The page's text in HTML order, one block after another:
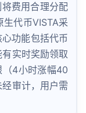
费用合理分配
代币VISTA采
功能包括代币
实时奖励领取
4小时涨幅40
审计，用户需